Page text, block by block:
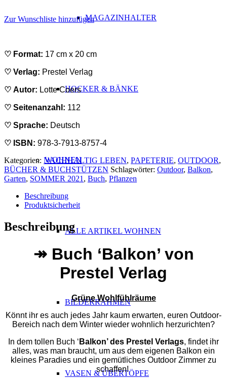
MAGAZINHALTER
HOCKER & BÄNKE
WOHNEN
ALLE ARTIKEL WOHNEN
BILDERRAHMEN
VASEN & ÜBERTÖPFE
Zur Wunschliste hinzufügen
♡ Format: 17 cm x 20 cm
♡ Verlag: Prestel Verlag
♡ Autor: Lotte Coers
♡ Seitenanzahl: 112
♡ Sprache: Deutsch
♡ ISBN: 978-3-7913-8757-4
Kategorien: NACHHALTIG LEBEN, PAPETERIE, OUTDOOR,
BÜCHER & BUCHSTÜTZEN Schlagwörter: Outdoor, Balkon,
Garten, SOMMER 2021 , Buch, Pflanzen
Beschreibung
Produktsicherheit
Beschreibung
↠ Buch ‘Balkon’ von
Prestel Verlag
Grüne Wohlfühlräume
Könnt ihr es auch jedes Jahr kaum erwarten, euren Outdoor-
Bereich nach dem Winter wieder wohnlich herzurichten?
In dem tollen Buch ‘ Balkon’ des Prestel Verlags, findet ihr
alles, was man braucht, um aus dem eigenen Balkon ein
kleines Paradies und ein gemütliches Outdoor Zimmer zu
schaffen!